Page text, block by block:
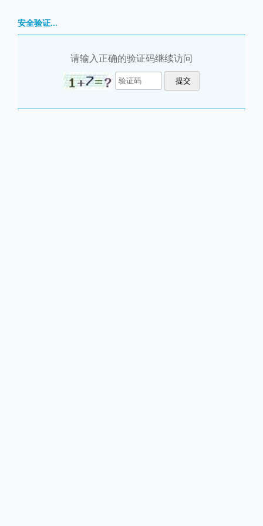
安全验证...
请输入正确的验证码继续访问